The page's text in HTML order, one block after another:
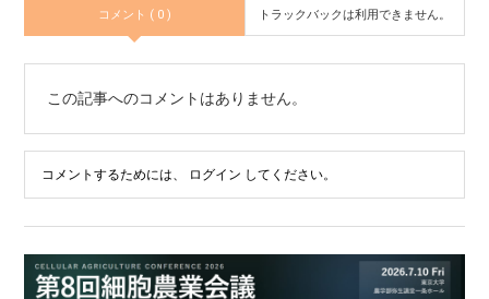
コメント ( 0 ) トラックバックは利用できません。
この記事へのコメントはありません。
コメントするためには、 ログイン してください。